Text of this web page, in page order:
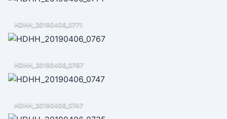
HDHH_20190406_0771
HDHH_20190406_0767
HDHH_20190406_0747